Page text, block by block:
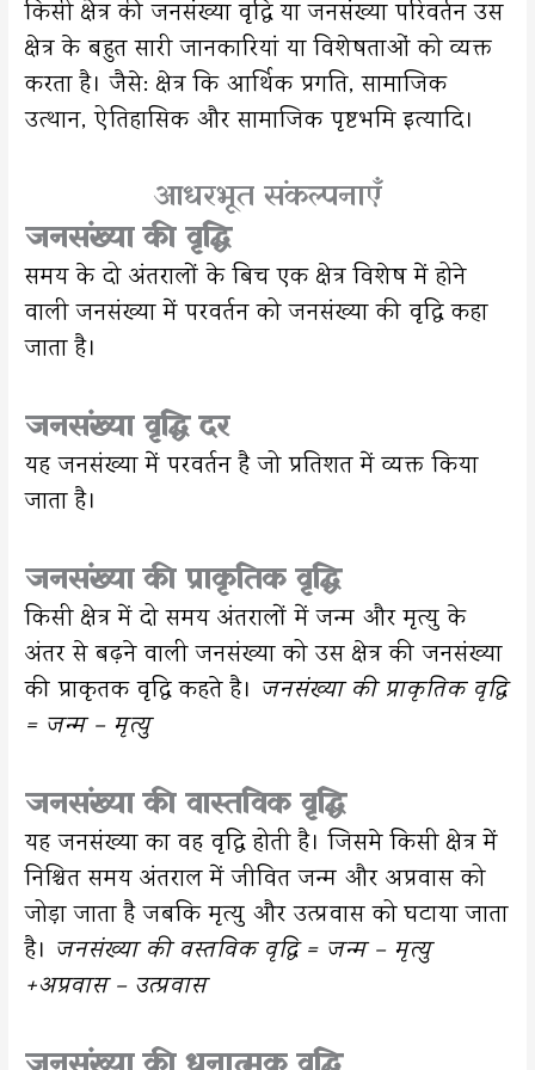
किसी क्षेत्र की जनसंख्या वृद्धि या जनसंख्या परिवर्तन उस
क्षेत्र के बहुत सारी जानकारियां या विशेषताओं को व्यक्त
करता है। जैसे: क्षेत्र कि आर्थिक प्रगति, सामाजिक
उत्थान, ऐतिहासिक और सामाजिक पृष्टभमि इत्यादि।
आधरभूत संकल्पनाएँ
जनसंख्या की वृद्धि
समय के दो अंतरालों के बिच एक क्षेत्र विशेष में होने
वाली जनसंख्या में परवर्तन को जनसंख्या की वृद्धि कहा
जाता है।
जनसंख्या वृद्धि दर
यह जनसंख्या में परवर्तन है जो प्रतिशत में व्यक्त किया
जाता है।
जनसंख्या की प्राकृतिक वृद्धि
किसी क्षेत्र में दो समय अंतरालों में जन्म और मृत्यु के
अंतर से बढ़ने वाली जनसंख्या को उस क्षेत्र की जनसंख्या
की प्राकृतक वृद्धि कहते है। जनसंख्या की प्राकृतिक वृद्धि
= जन्म – मृत्यु
जनसंख्या की वास्तविक वृद्धि
यह जनसंख्या का वह वृद्धि होती है। जिसमे किसी क्षेत्र में
निश्चित समय अंतराल में जीवित जन्म और अप्रवास को
जोड़ा जाता है जबकि मृत्यु और उत्प्रवास को घटाया जाता
है। जनसंख्या की वस्तविक वृद्धि = जन्म – मृत्यु
+अप्रवास – उत्प्रवास